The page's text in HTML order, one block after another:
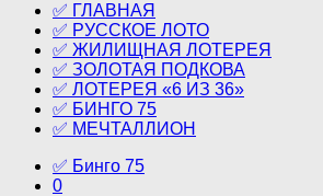
✅ ГЛАВНАЯ
✅ РУССКОЕ ЛОТО
✅ ЖИЛИЩНАЯ ЛОТЕРЕЯ
✅ ЗОЛОТАЯ ПОДКОВА
✅ ЛОТЕРЕЯ «6 ИЗ 36»
✅ БИНГО 75
✅ МЕЧТАЛЛИОН
✅ Бинго 75
0